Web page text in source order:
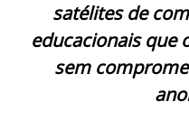
satélites de
educacionais que
sem